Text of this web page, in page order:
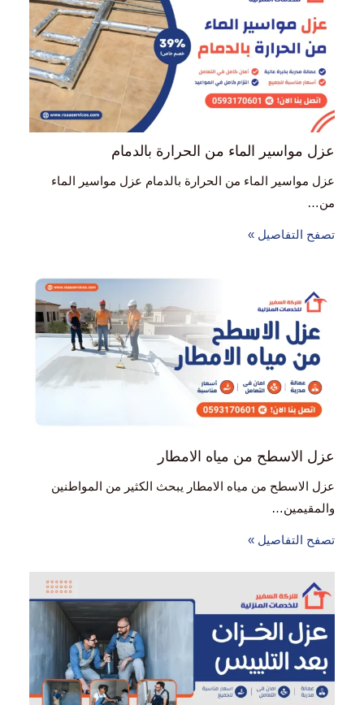
عزل مواسير الماء من الحرارة بالدمام
عزل مواسير الماء من الحرارة بالدمام عزل مواسير الماء
من…
تصفح التفاصيل »
عزل الاسطح من مياه الامطار
عزل الاسطح من مياه الامطار يبحث الكثير من المواطنين
والمقيمين…
تصفح التفاصيل »